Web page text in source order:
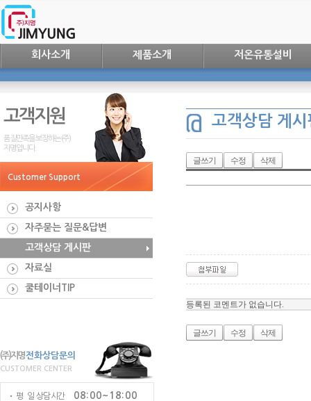
회사소개 제품소개 저온유통설비
고객지원
품질만족을 보장하는 (주)
지명입니다.
Customer Support
공지사항
자주묻는 질문&답변
고객상담 게시판
자료실
쿨테이너TIP
(주)지명전화상담문의
CUSTOMER CENTER
평 일 상담시간
08:00~18:00
고객상담 게시
글쓰기 수정 삭제
등록된 코멘트가 없습니다.
글쓰기 수정 삭제